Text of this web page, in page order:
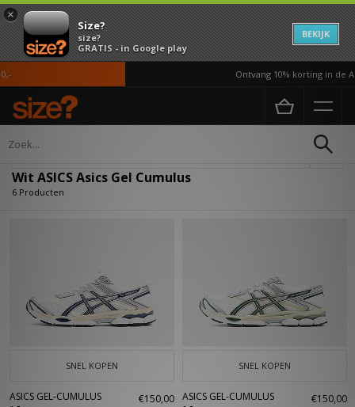
×
Size?
size?
GRATIS - in Google play
BEKIJK
Ontvang 10% korting in de
Home Wit ASICS Asics Gel Cumulus
Wit ASICS Asics Gel Cumulus
6 Producten
SNEL KOPEN
ASICS GEL-CUMULUS
€150,00
SNEL KOPEN
ASICS GEL-CUMULUS
€150,00